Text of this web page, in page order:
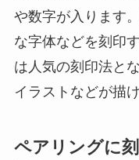
や数字が入ります
な字体などを刻印
は人気の刻印法と
イラストなどが描
ペアリングに